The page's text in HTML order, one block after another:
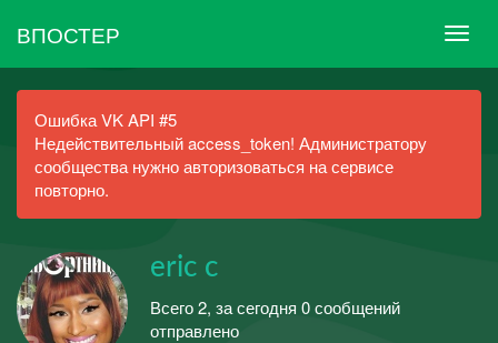
ВПОСТЕР
Ошибка VK API #5
Недействительный access_token! Администратору
сообщества нужно авторизоваться на сервисе
повторно.
eric c
Всего 2, за сегодня 0 сообщений
отправлено